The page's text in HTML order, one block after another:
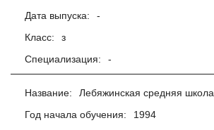
Дата выпуска:
-
Класс:
з
Специализация:
-
Название:
Лебяжинская средняя школа
Год начала обучения:
1994